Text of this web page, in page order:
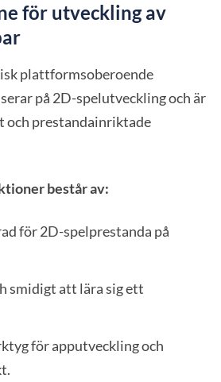
för utveckling av
plattformsoberoende
på 2D-spelutveckling och är
och prestandainriktade
består av:
för 2D-spelprestanda på
smidigt att lära sig ett
för apputveckling och